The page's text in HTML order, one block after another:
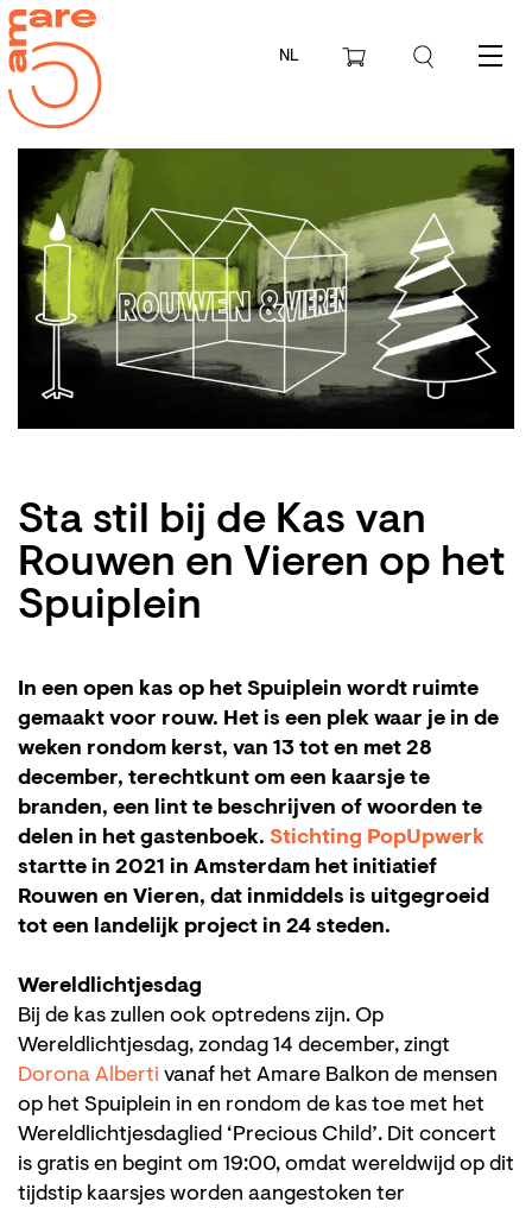
NL Menu
Sta stil bij de Kas van
Rouwen en Vieren op het
Spuiplein
In een open kas op het Spuiplein wordt ruimte
gemaakt voor rouw. Het is een plek waar je in de
weken rondom kerst, van 13 tot en met 28
december, terechtkunt om een kaarsje te
branden, een lint te beschrijven of woorden te
delen in het gastenboek. Stichting PopUpwerk
startte in 2021 in Amsterdam het initiatief
Rouwen en Vieren, dat inmiddels is uitgegroeid
tot een landelijk project in 24 steden.
Wereldlichtjesdag
Bij de kas zullen ook optredens zijn. Op
Wereldlichtjesdag, zondag 14 december, zingt
Dorona Alberti vanaf het Amare Balkon de mensen
op het Spuiplein in en rondom de kas toe met het
Wereldlichtjesdaglied ‘Precious Child’. Dit concert
is gratis en begint om 19:00, omdat wereldwijd op dit
tijdstip kaarsjes worden aangestoken ter